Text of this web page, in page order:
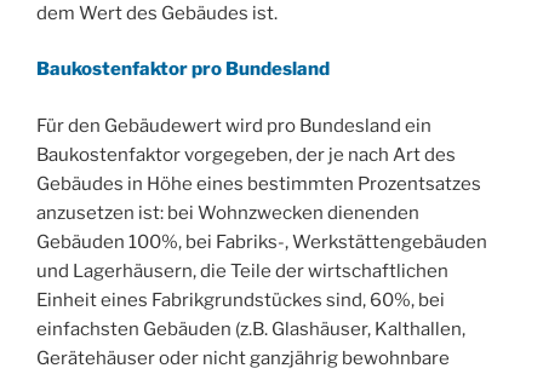
dem Wert des Gebäudes ist.
Baukostenfaktor pro Bundesland
Für den Gebäudewert wird pro Bundesland ein
Baukostenfaktor vorgegeben, der je nach Art des
Gebäudes in Höhe eines bestimmten Prozentsatzes
anzusetzen ist: bei Wohnzwecken dienenden
Gebäuden 100%, bei Fabriks-, Werkstättengebäuden
und Lagerhäusern, die Teile der wirtschaftlichen
Einheit eines Fabrikgrundstückes sind, 60%, bei
einfachsten Gebäuden (z.B. Glashäuser, Kalthallen,
Gerätehäuser oder nicht ganzjährig bewohnbare